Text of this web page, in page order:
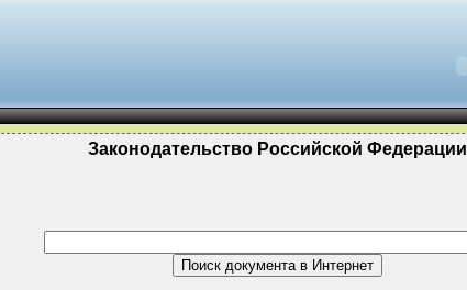
Законодательство Российской Федерации